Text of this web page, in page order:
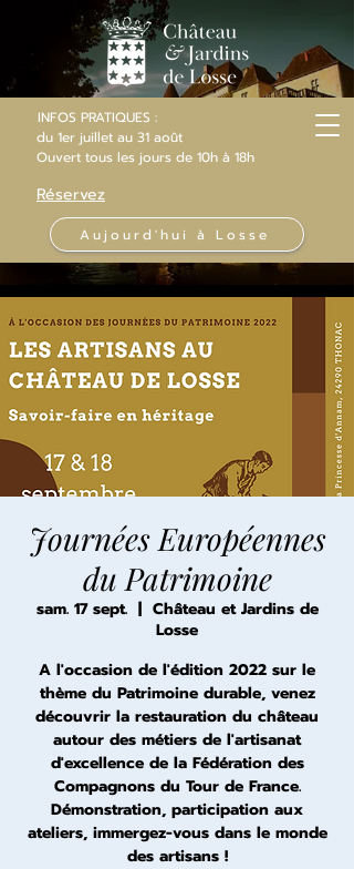
INFOS PRATIQUES :
du 1er juillet au 31 août
Ouvert tous les jours de 10h à 18h
Réservez
Aujourd'hui à Losse
Journées Européennes
du Patrimoine
sam. 17 sept.
  |
Château et Jardins de
Losse
A l'occasion de l'édition 2022 sur le
thème du Patrimoine durable, venez
découvrir la restauration du château
autour des métiers de l'artisanat
d'excellence de la Fédération des
Compagnons du Tour de France.
Démonstration, participation aux
ateliers, immergez-vous dans le monde
des artisans !